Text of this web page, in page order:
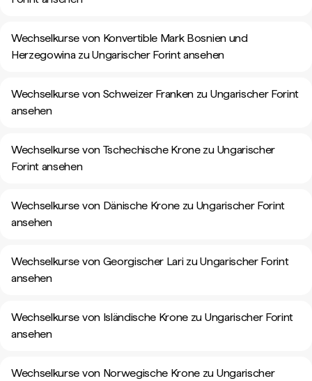
Wechselkurse von Konvertible Mark Bosnien und
Herzegowina zu Ungarischer Forint ansehen
Wechselkurse von Schweizer Franken zu Ungarischer Forint
ansehen
Wechselkurse von Tschechische Krone zu Ungarischer
Forint ansehen
Wechselkurse von Dänische Krone zu Ungarischer Forint
ansehen
Wechselkurse von Georgischer Lari zu Ungarischer Forint
ansehen
Wechselkurse von Isländische Krone zu Ungarischer Forint
ansehen
Wechselkurse von Norwegische Krone zu Ungarischer